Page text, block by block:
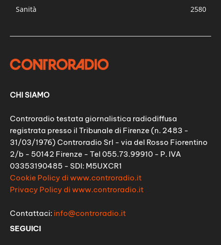
Sanità
2580
CHI SIAMO
Controradio testata giornalistica radiodiffusa
registrata presso il Tribunale di Firenze (n. 2483 -
31/03/1976) Controradio Srl - via del Rosso Fiorentino
2/b - 50142 Firenze - Tel 055.73.99910 - P. IVA
03353190485 - SDI: M5UXCR1
Cookie Policy di www.controradio.it
Privacy Policy di www.controradio.it
Contattaci: info@controradio.it
SEGUICI